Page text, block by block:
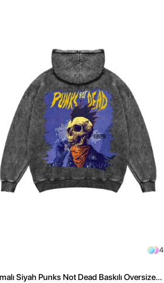
4
Siyah Punks Not Dead Baskılı Oversize